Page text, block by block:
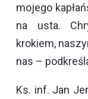
mojego
na usta.
krokiem,
nas –
Ks. inf. Jan